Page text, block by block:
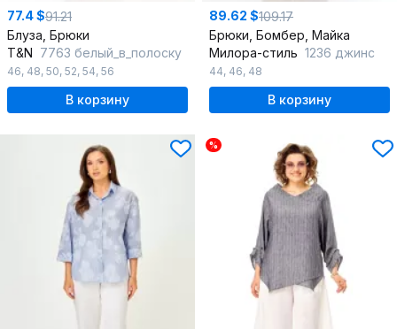
77.4 $91.21
Блуза, Брюки
T&N 7763 белый_в_полоску
46, 48, 50, 52, 54, 56
В корзину
89.62 $109.17
Брюки, Бомбер, Майка
Милора-стиль 1236 джинс
44, 46, 48
В корзину
%